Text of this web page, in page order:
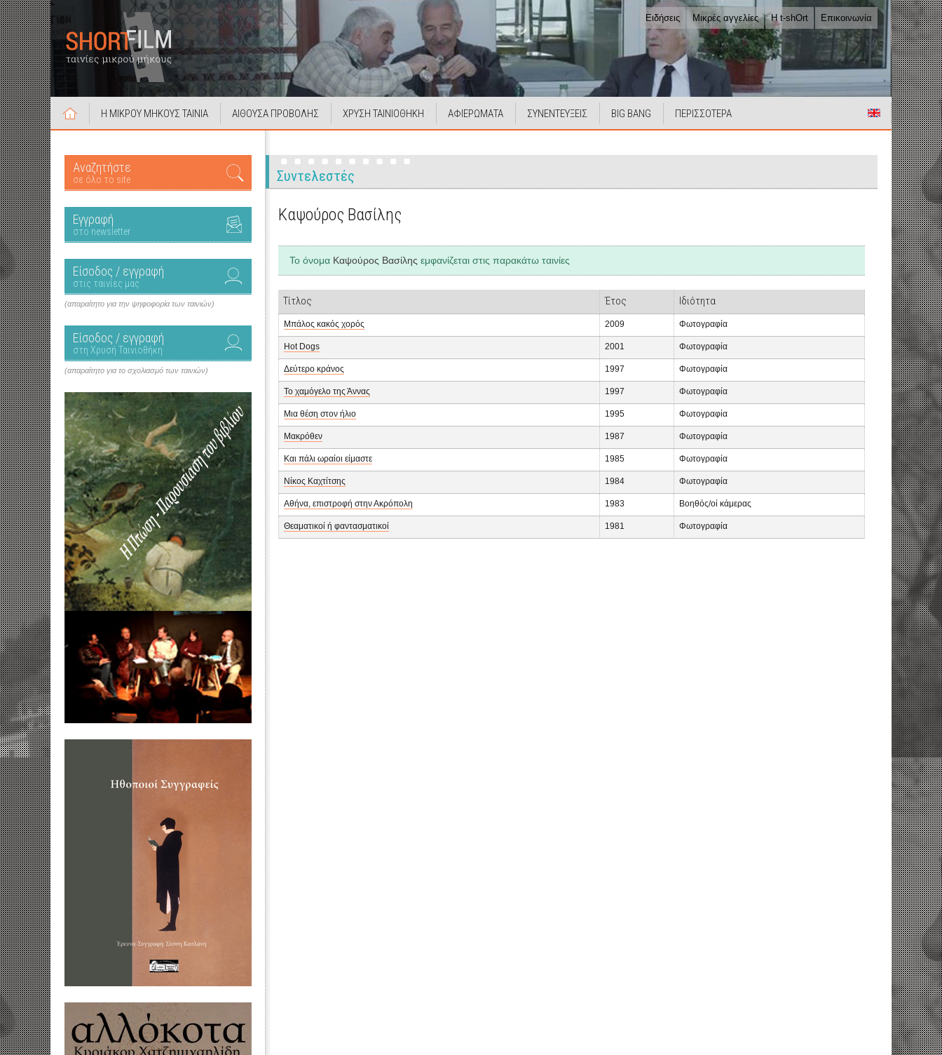
Ειδήσεις Μικρές αγγελίες Η t-shOrt Επικοινωνία
Η ΜΙΚΡΟΥ ΜΗΚΟΥΣ ΤΑΙΝΙΑ ΑΙΘΟΥΣΑ ΠΡΟΒΟΛΗΣ ΧΡΥΣΗ ΤΑΙΝΙΟΘΗΚΗ ΑΦΙΕΡΩΜΑΤΑ ΣΥΝΕΝΤΕΥΞΕΙΣ BIG BANG ΠΕΡΙΣΣΟΤΕΡΑ
Αναζητήστε
σε όλο το site
Εγγραφή
στο newsletter
Είσοδος / εγγραφή
στις ταινίες μας
(απαραίτητο για την ψηφοφορία των ταινιών)
Είσοδος / εγγραφή
στη Χρυσή Ταινιοθήκη
(απαραίτητο για το σχολιασμό των ταινιών)
Συντελεστές
Καψούρος Βασίλης
Το όνομα Καψούρος Βασίλης εμφανίζεται στις παρακάτω ταινίες
Τίτλος Έτος Ιδιότητα
Μπάλος κακός χορός 2009 Φωτογραφία
Hot Dogs 2001 Φωτογραφία
Δεύτερο κράνος 1997 Φωτογραφία
Το χαμόγελο της Άννας 1997 Φωτογραφία
Μια θέση στον ήλιο 1995 Φωτογραφία
Μακρόθεν 1987 Φωτογραφία
Και πάλι ωραίοι είμαστε 1985 Φωτογραφία
Νίκος Καχτίτσης 1984 Φωτογραφία
Αθήνα, επιστροφή στην Ακρόπολη 1983 Βοηθός/οί κάμερας
Θεαματικοί ή φαντασματικοί 1981 Φωτογραφία